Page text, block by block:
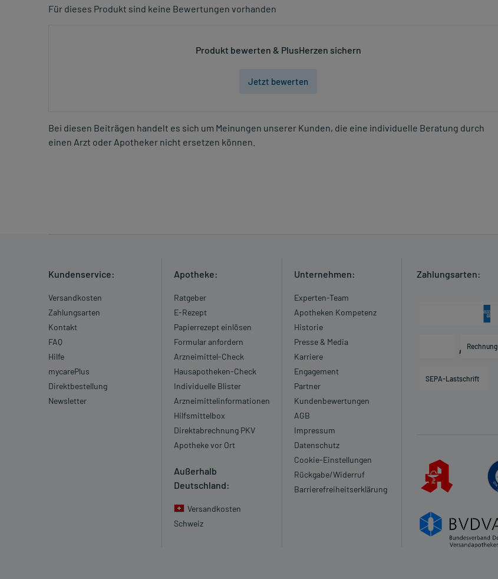
Für dieses Produkt sind keine Bewertungen vorhanden
Produkt bewerten & PlusHerzen sichern
Jetzt bewerten
Bei diesen Beiträgen handelt es sich um Meinungen unserer Kunden, die eine individuelle Beratung durch
einen Arzt oder Apotheker nicht ersetzen können.
Kundenservice:
Versandkosten
Zahlungsarten
Kontakt
FAQ
Hilfe
mycarePlus
Direktbestellung
Newsletter
Apotheke:
Ratgeber
E-Rezept
Papierrezept einlösen
Formular anfordern
Arzneimittel-Check
Hausapotheken-Check
Individuelle Blister
Arzneimittelinformationen
Hilfsmittelbox
Direktabrechnung PKV
Apotheke vor Ort
Außerhalb
Deutschland:
Versandkosten
Schweiz
Unternehmen:
Experten-Team
Apotheken Kompetenz
Historie
Presse & Media
Karriere
Engagement
Partner
Kundenbewertungen
AGB
Impressum
Datenschutz
Cookie-Einstellungen
Rückgabe/Widerruf
Barrierefreiheitserklärung
Zahlungsarten:
Rechnung
SEPA-Lastschrift